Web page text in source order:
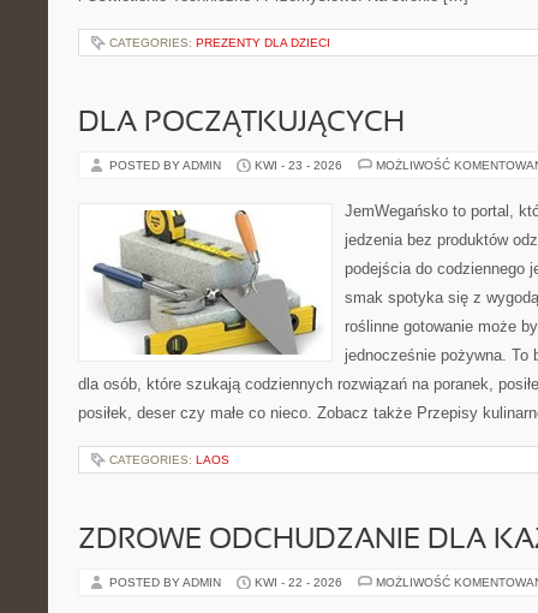
CATEGORIES: PREZENTY DLA DZIECI
DLA POCZĄTKUJĄCYCH
POSTED BY ADMIN KWI - 23 - 2026 MOŻLIWOŚĆ
JemWegańsko to portal,
jedzenia bez produktów
podejścia do codziennego
smak spotyka się z
roślinne gotowanie może
jednocześnie pożywna. To
dla osób, które szukają codziennych rozwiązań na poranek,
posiłek, deser czy małe co nieco. Zobacz także Przepisy
CATEGORIES: LAOS
ZDROWE ODCHUDZANIE DLA
POSTED BY ADMIN KWI - 22 - 2026 MOŻLIWOŚĆ